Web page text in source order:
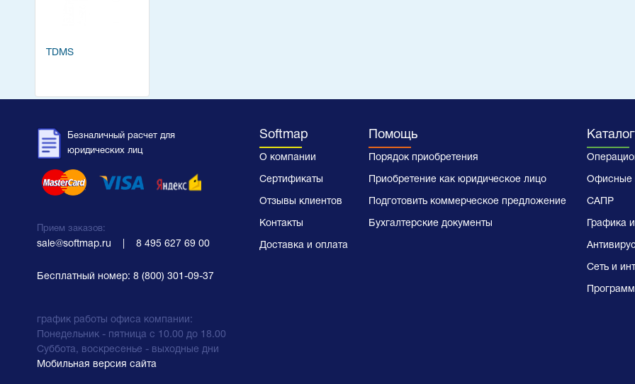
TDMS
Безналичный расчет для
юридических лиц
Прием заказов:
sale@softmap.ru 8 495 627 69 00
Бесплатный номер: 8 (800) 301-09-37
график работы офиса компании:
Понедельник - пятница с 10.00 до 18.00
Суббота, воскресенье - выходные дни
Softmap
О компании
Сертификаты
Отзывы клиентов
Контакты
Доставка и оплата
Помощь
Порядок приобретения
Приобретение как юридическое лицо
Подготовить коммерческое предложение
Бухгалтерские документы
Каталог
Офисные
САПР
Графика
Сеть и
Мобильная версия сайта